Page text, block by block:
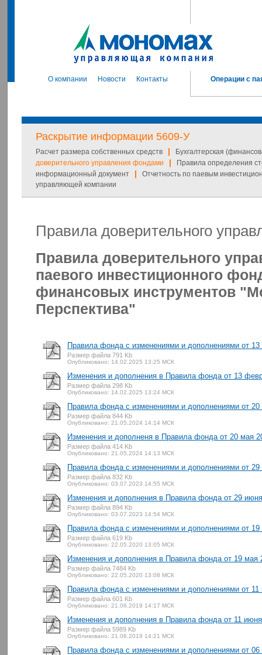
О компании Новости Контакты Операции с
Раскрытие информации 5609-У
Расчет размера собственных средств |
Бухгалтерская
доверительного управления фондами
|
Правила определения
информационный документ
|
Отчетность по паевым
управляющей компании
Правила доверительного
Правила доверительного
паевого инвестиционного
финансовых инструментов
Перспектива"
Правила фонда с изменениями и дополнениями от
Размер файла 791 Kb
Опубликовано: 14.02.2025 13:25 МСК
Изменения и дополнения в Правила фонда от 13
Размер файла 298 Kb
Опубликовано: 14.02.2025 13:24 МСК
Правила фонда с изменениями и дополнениями от
Размер файла 844 Kb
Опубликовано: 21.05.2024 14:14 МСК
Изменения и дополненя в Правила фонда от 20 мая
Размер файла 414 Kb
Опубликовано: 21.05.2024 14:13 МСК
Правила фонда с изменениями и дополнениями от
Размер файла 832 Kb
Опубликовано: 03.07.2023 14:55 МСК
Изменения и дополнения в Правила фонда от 29
Размер файла 894 Kb
Опубликовано: 03.07.2023 14:54 МСК
Правила фонда с изменениями и дополнениями от
Размер файла 619 Kb
Опубликовано: 22.05.2020 13:05 МСК
Изменения и дополнения в Правила фонда от 19 мая
Размер файла 7484 Kb
Опубликовано: 22.05.2020 13:08 МСК
Правила фонда с изменениями и дополнениями от
Размер файла 601 Kb
Опубликовано: 21.06.2019 14:17 МСК
Изменения и дополнения в Правила фонда от 11
Размер файла 5989 Kb
Опубликовано: 21.06.2019 14:21 МСК
Правила фонда с изменениями и дополнениями от